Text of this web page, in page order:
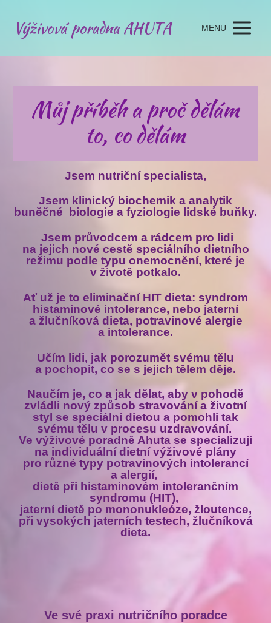
Výživová poradna AHUTA MENU
Můj příběh a proč dělám
to, co dělám
Jsem nutriční specialista,
Jsem klinický biochemik a analytik
buněčné biologie a fyziologie lidské buňky.
Jsem průvodcem a rádcem pro lidi
na jejich nové cestě speciálního dietního
režimu podle typu onemocnění, které je
v životě potkalo.
Ať už je to eliminační HIT dieta: syndrom
histaminové intolerance, nebo jaterní
a žlučníková dieta, potravinové alergie
a intolerance.
Učím lidi, jak porozumět svému tělu
a pochopit, co se s jejich tělem děje.
Naučím je, co a jak dělat, aby v pohodě
zvládli nový způsob stravování a životní
styl se speciální dietou a pomohli tak
svému tělu v procesu uzdravování.
Ve výživové poradně Ahuta se specializuji
na individuální dietní výživové plány
pro různé typy potravinových intolerancí
a alergií,
dietě při histaminovém intolerančním
syndromu (HIT),
jaterní dietě po mononukleóze, žloutence,
při vysokých jaterních testech, žlučníková
dieta.
Ve své praxi nutričního poradce